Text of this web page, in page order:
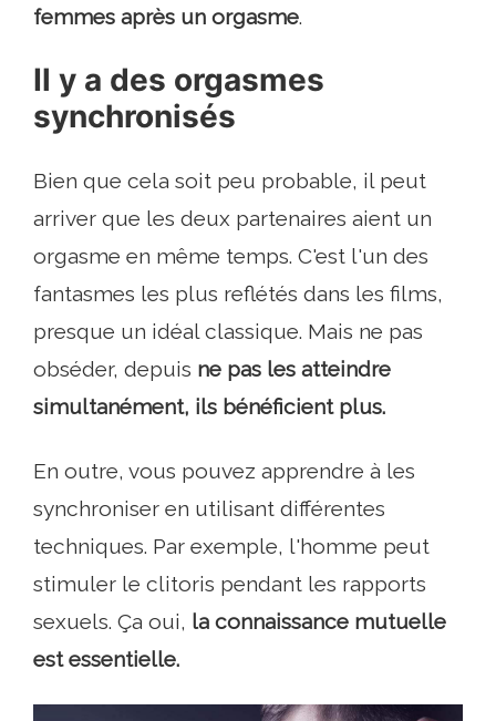
femmes après un orgasme.
Il y a des orgasmes
synchronisés
Bien que cela soit peu probable, il peut
arriver que les deux partenaires aient un
orgasme en même temps. C'est l'un des
fantasmes les plus reflétés dans les films,
presque un idéal classique. Mais ne pas
obséder, depuis ne pas les atteindre
simultanément, ils bénéficient plus.
En outre, vous pouvez apprendre à les
synchroniser en utilisant différentes
techniques. Par exemple, l'homme peut
stimuler le clitoris pendant les rapports
sexuels. Ça oui, la connaissance mutuelle
est essentielle.